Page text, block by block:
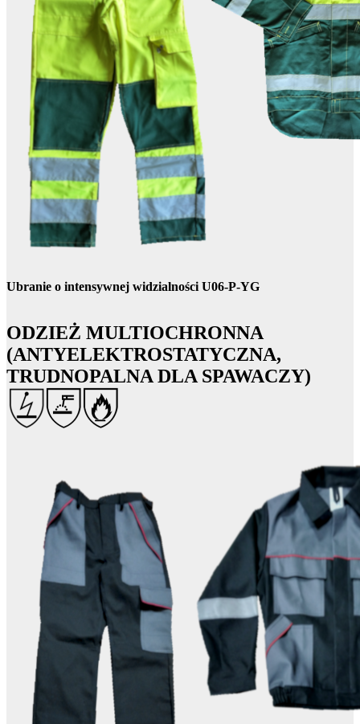
Ubranie o intensywnej widzialności U06-P-YG
ODZIEŻ MULTIOCHRONNA
(ANTYELEKTROSTATYCZNA,
TRUDNOPALNA DLA SPAWACZY)